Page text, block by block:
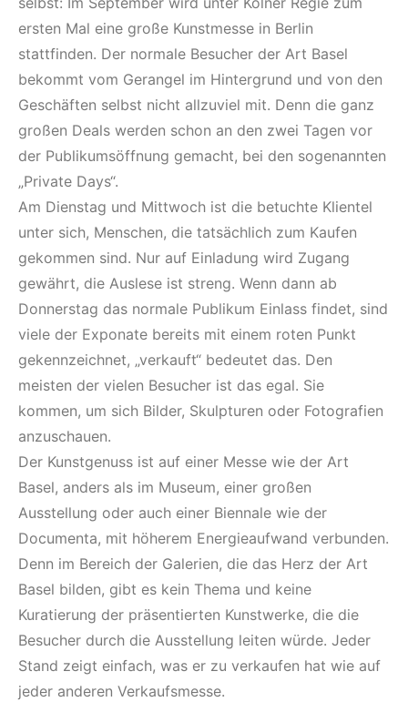
ersten Mal eine große Kunstmesse in Berlin
stattfinden. Der normale Besucher der Art Basel
bekommt vom Gerangel im Hintergrund und von den
Geschäften selbst nicht allzuviel mit. Denn die ganz
großen Deals werden schon an den zwei Tagen vor
der Publikumsöffnung gemacht, bei den sogenannten
„Private Days“.
Am Dienstag und Mittwoch ist die betuchte Klientel
unter sich, Menschen, die tatsächlich zum Kaufen
gekommen sind. Nur auf Einladung wird Zugang
gewährt, die Auslese ist streng. Wenn dann ab
Donnerstag das normale Publikum Einlass findet, sind
viele der Exponate bereits mit einem roten Punkt
gekennzeichnet, „verkauft“ bedeutet das. Den
meisten der vielen Besucher ist das egal. Sie
kommen, um sich Bilder, Skulpturen oder Fotografien
anzuschauen.
Der Kunstgenuss ist auf einer Messe wie der Art
Basel, anders als im Museum, einer großen
Ausstellung oder auch einer Biennale wie der
Documenta, mit höherem Energieaufwand verbunden.
Denn im Bereich der Galerien, die das Herz der Art
Basel bilden, gibt es kein Thema und keine
Kuratierung der präsentierten Kunstwerke, die die
Besucher durch die Ausstellung leiten würde. Jeder
Stand zeigt einfach, was er zu verkaufen hat wie auf
jeder anderen Verkaufsmesse.